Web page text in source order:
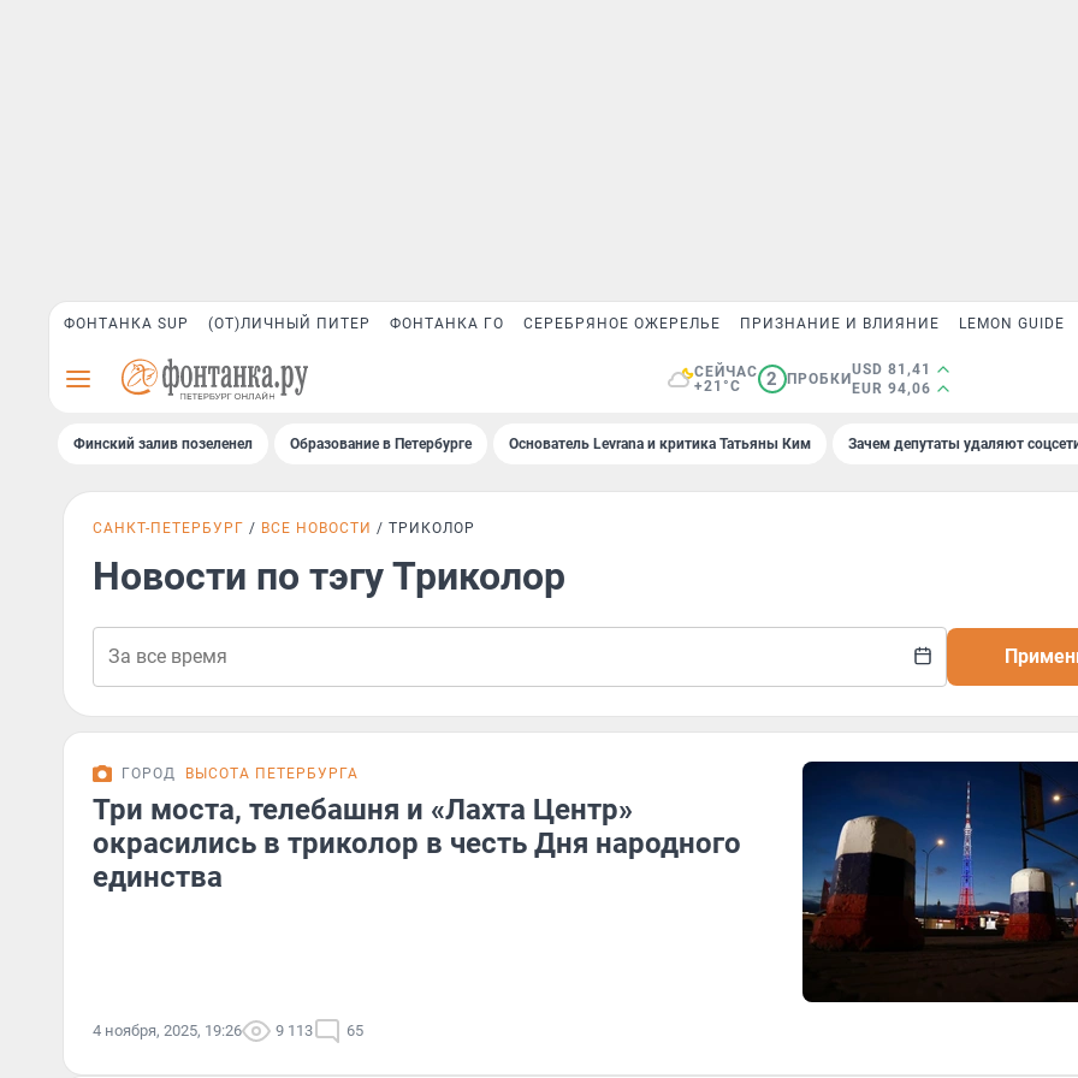
ФОНТАНКА SUP (ОТ)ЛИЧНЫЙ ПИТЕР ФОНТАНКА ГО СЕРЕБРЯНОЕ ОЖЕРЕЛЬЕ ПРИЗНАНИЕ И ВЛИЯНИЕ LEMON GUIDE
СЕЙЧАС
+21°C
2 ПРОБКИ
USD 81,41
EUR 94,06
Финский залив позеленел Образование в Петербурге Основатель Levrana и критика Татьяны Ким Зачем депутаты удаляют
САНКТ-ПЕТЕРБУРГ ВСЕ НОВОСТИ ТРИКОЛОР
Новости по тэгу Триколор
ГОРОД ВЫСОТА ПЕТЕРБУРГА
Три моста, телебашня и «Лахта Центр»
окрасились в триколор в честь Дня народного
единства
4 ноября, 2025, 19:26 9 113 65